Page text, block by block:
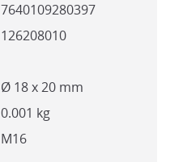
7640109280397
126208010
Ø 18 x 20 mm
0.001 kg
M16